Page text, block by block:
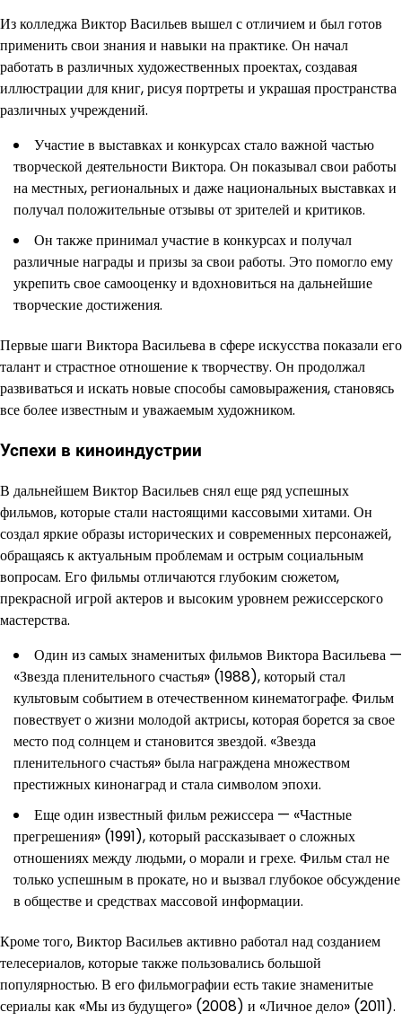
Из колледжа Виктор Васильев вышел с отличием и был готов
применить свои знания и навыки на практике. Он начал
работать в различных художественных проектах, создавая
иллюстрации для книг, рисуя портреты и украшая пространства
различных учреждений.
Участие в выставках и конкурсах стало важной частью
творческой деятельности Виктора. Он показывал свои работы
на местных, региональных и даже национальных выставках и
получал положительные отзывы от зрителей и критиков.
Он также принимал участие в конкурсах и получал
различные награды и призы за свои работы. Это помогло ему
укрепить свое самооценку и вдохновиться на дальнейшие
творческие достижения.
Первые шаги Виктора Васильева в сфере искусства показали его
талант и страстное отношение к творчеству. Он продолжал
развиваться и искать новые способы самовыражения, становясь
все более известным и уважаемым художником.
Успехи в киноиндустрии
В дальнейшем Виктор Васильев снял еще ряд успешных
фильмов, которые стали настоящими кассовыми хитами. Он
создал яркие образы исторических и современных персонажей,
обращаясь к актуальным проблемам и острым социальным
вопросам. Его фильмы отличаются глубоким сюжетом,
прекрасной игрой актеров и высоким уровнем режиссерского
мастерства.
Один из самых знаменитых фильмов Виктора Васильева —
«Звезда пленительного счастья» (1988), который стал
культовым событием в отечественном кинематографе. Фильм
повествует о жизни молодой актрисы, которая борется за свое
место под солнцем и становится звездой. «Звезда
пленительного счастья» была награждена множеством
престижных кинонаград и стала символом эпохи.
Еще один известный фильм режиссера — «Частные
прегрешения» (1991), который рассказывает о сложных
отношениях между людьми, о морали и грехе. Фильм стал не
только успешным в прокате, но и вызвал глубокое обсуждение
в обществе и средствах массовой информации.
Кроме того, Виктор Васильев активно работал над созданием
телесериалов, которые также пользовались большой
популярностью. В его фильмографии есть такие знаменитые
сериалы как «Мы из будущего» (2008) и «Личное дело» (2011).